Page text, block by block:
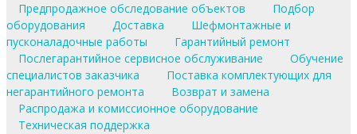
Предпродажное обследование объектов
Подбор
оборудования
Доставка
Шефмонтажные и
пусконаладочные работы
Гарантийный ремонт
Послегарантийное сервисное обслуживание
Обучение
специалистов заказчика
Поставка комплектующих для
негарантийного ремонта
Возврат и замена
Распродажа и комиссионное оборудование
Техническая поддержка